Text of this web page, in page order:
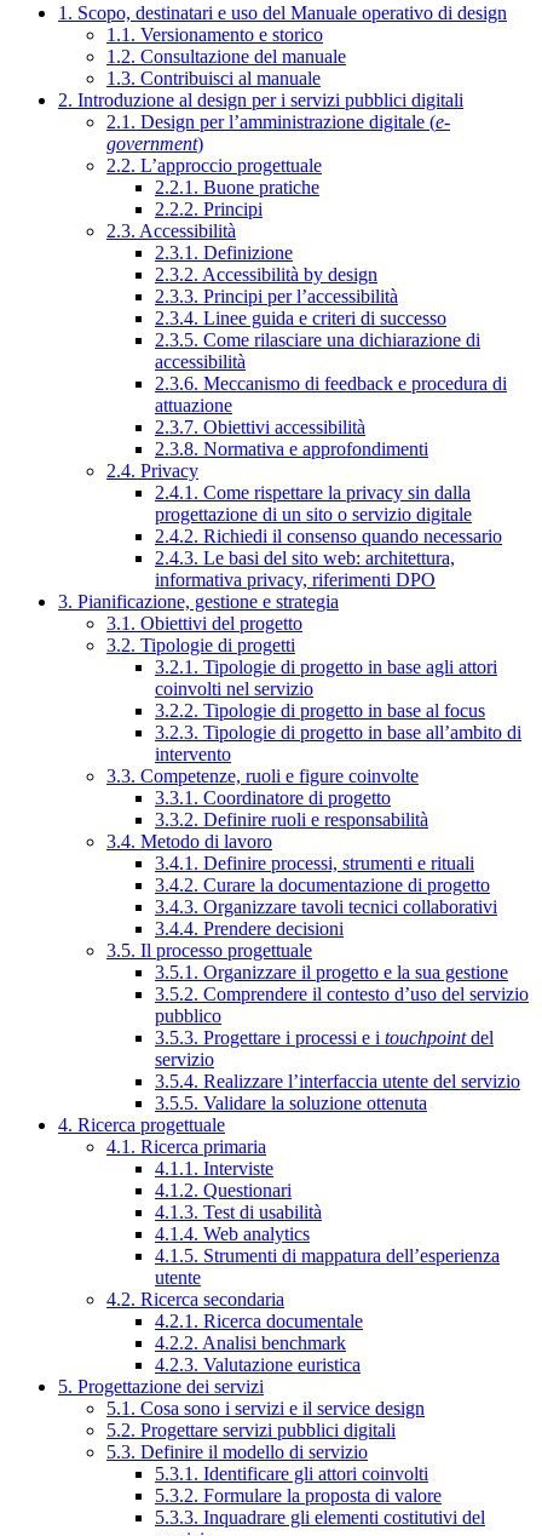
1. Scopo, destinatari e uso del Manuale operativo di design
1.1. Versionamento e storico
1.2. Consultazione del manuale
1.3. Contribuisci al manuale
2. Introduzione al design per i servizi pubblici digitali
2.1. Design per l’amministrazione digitale (e-
government)
2.2. L’approccio progettuale
2.2.1. Buone pratiche
2.2.2. Principi
2.3. Accessibilità
2.3.1. Definizione
2.3.2. Accessibilità by design
2.3.3. Principi per l’accessibilità
2.3.4. Linee guida e criteri di successo
2.3.5. Come rilasciare una dichiarazione di
accessibilità
2.3.6. Meccanismo di feedback e procedura di
attuazione
2.3.7. Obiettivi accessibilità
2.3.8. Normativa e approfondimenti
2.4. Privacy
2.4.1. Come rispettare la privacy sin dalla
progettazione di un sito o servizio digitale
2.4.2. Richiedi il consenso quando necessario
2.4.3. Le basi del sito web: architettura,
informativa privacy, riferimenti DPO
3. Pianificazione, gestione e strategia
3.1. Obiettivi del progetto
3.2. Tipologie di progetti
3.2.1. Tipologie di progetto in base agli attori
coinvolti nel servizio
3.2.2. Tipologie di progetto in base al focus
3.2.3. Tipologie di progetto in base all’ambito di
intervento
3.3. Competenze, ruoli e figure coinvolte
3.3.1. Coordinatore di progetto
3.3.2. Definire ruoli e responsabilità
3.4. Metodo di lavoro
3.4.1. Definire processi, strumenti e rituali
3.4.2. Curare la documentazione di progetto
3.4.3. Organizzare tavoli tecnici collaborativi
3.4.4. Prendere decisioni
3.5. Il processo progettuale
3.5.1. Organizzare il progetto e la sua gestione
3.5.2. Comprendere il contesto d’uso del servizio
pubblico
3.5.3. Progettare i processi e i touchpointdel
servizio
3.5.4. Realizzare l’interfaccia utente del servizio
3.5.5. Validare la soluzione ottenuta
4. Ricerca progettuale
4.1. Ricerca primaria
4.1.1. Interviste
4.1.2. Questionari
4.1.3. Test di usabilità
4.1.4. Web analytics
4.1.5. Strumenti di mappatura dell’esperienza
utente
4.2. Ricerca secondaria
4.2.1. Ricerca documentale
4.2.2. Analisi benchmark
4.2.3. Valutazione euristica
5. Progettazione dei servizi
5.1. Cosa sono i servizi e il service design
5.2. Progettare servizi pubblici digitali
5.3. Definire il modello di servizio
5.3.1. Identificare gli attori coinvolti
5.3.2. Formulare la proposta di valore
5.3.3. Inquadrare gli elementi costitutivi del